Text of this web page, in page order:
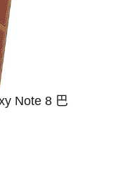
Note 8 巴